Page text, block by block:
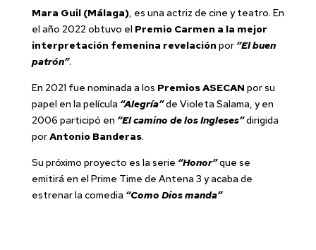
Mara Guil (Málaga), es una actriz de cine y teatro. En
el año 2022 obtuvo el Premio Carmen a la mejor
interpretación femenina revelación por “El buen
patrón”.
En 2021 fue nominada a los Premios ASECAN por su
papel en la película “Alegría”de Violeta Salama, y en
2006 participó en “El camino de los Ingleses”dirigida
porAntonio Banderas.
Su próximo proyecto es la serie “Honor”que se
emitirá en el Prime Time de Antena 3 y acaba de
estrenar la comedia “Como Dios manda”